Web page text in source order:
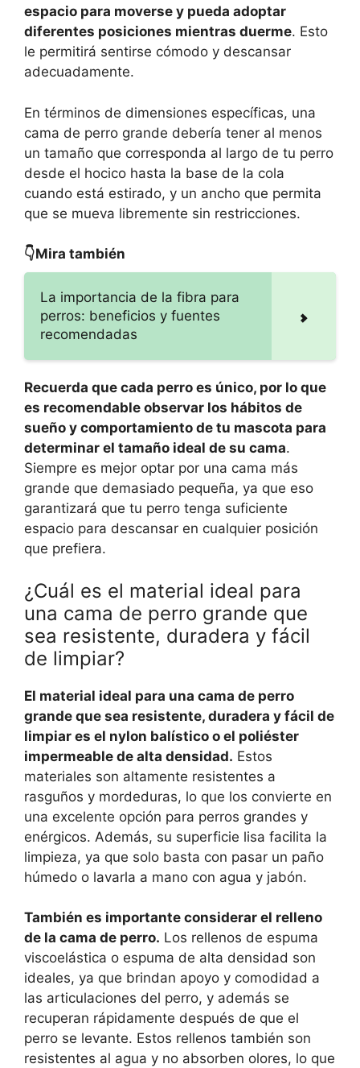
espacio para moverse y pueda adoptar
diferentes posiciones mientras duerme. Esto
le permitirá sentirse cómodo y descansar
adecuadamente.
En términos de dimensiones específicas, una
cama de perro grande debería tener al menos
un tamaño que corresponda al largo de tu perro
desde el hocico hasta la base de la cola
cuando está estirado, y un ancho que permita
que se mueva libremente sin restricciones.
👇Mira también
La importancia de la fibra para
perros: beneficios y fuentes
recomendadas
Recuerda que cada perro es único, por lo que
es recomendable observar los hábitos de
sueño y comportamiento de tu mascota para
determinar el tamaño ideal de su cama.
Siempre es mejor optar por una cama más
grande que demasiado pequeña, ya que eso
garantizará que tu perro tenga suficiente
espacio para descansar en cualquier posición
que prefiera.
¿Cuál es el material ideal para
una cama de perro grande que
sea resistente, duradera y fácil
de limpiar?
El material ideal para una cama de perro
grande que sea resistente, duradera y fácil de
limpiar es el nylon balístico o el poliéster
impermeable de alta densidad. Estos
materiales son altamente resistentes a
rasguños y mordeduras, lo que los convierte en
una excelente opción para perros grandes y
enérgicos. Además, su superficie lisa facilita la
limpieza, ya que solo basta con pasar un paño
húmedo o lavarla a mano con agua y jabón.
También es importante considerar el relleno
de la cama de perro. Los rellenos de espuma
viscoelástica o espuma de alta densidad son
ideales, ya que brindan apoyo y comodidad a
las articulaciones del perro, y además se
recuperan rápidamente después de que el
perro se levante. Estos rellenos también son
resistentes al agua y no absorben olores, lo que